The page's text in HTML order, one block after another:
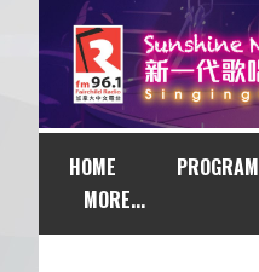
HOME PROGRAM
MORE...